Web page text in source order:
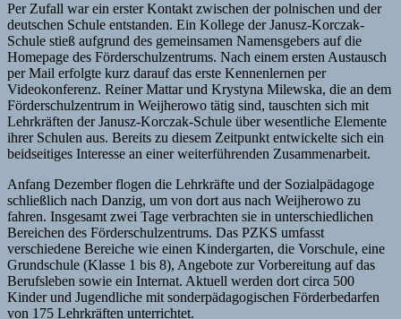
Per Zufall war ein erster Kontakt zwischen der polnischen und der
deutschen Schule entstanden. Ein Kollege der Janusz-Korczak-
Schule stieß aufgrund des gemeinsamen Namensgebers auf die
Homepage des Förderschulzentrums. Nach einem ersten Austausch
per Mail erfolgte kurz darauf das erste Kennenlernen per
Videokonferenz. Reiner Mattar und Krystyna Milewska, die an dem
Förderschulzentrum in Weijherowo tätig sind, tauschten sich mit
Lehrkräften der Janusz-Korczak-Schule über wesentliche Elemente
ihrer Schulen aus. Bereits zu diesem Zeitpunkt entwickelte sich ein
beidseitiges Interesse an einer weiterführenden Zusammenarbeit.
Anfang Dezember flogen die Lehrkräfte und der Sozialpädagoge
schließlich nach Danzig, um von dort aus nach Weijherowo zu
fahren. Insgesamt zwei Tage verbrachten sie in unterschiedlichen
Bereichen des Förderschulzentrums. Das PZKS umfasst
verschiedene Bereiche wie einen Kindergarten, die Vorschule, eine
Grundschule (Klasse 1 bis 8), Angebote zur Vorbereitung auf das
Berufsleben sowie ein Internat. Aktuell werden dort circa 500
Kinder und Jugendliche mit sonderpädagogischen Förderbedarfen
von 175 Lehrkräften unterrichtet.